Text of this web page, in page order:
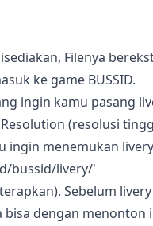
Filenya
ke game BUSSID.
ingin kamu pasang
(resolusi
ingin menemukan
bussid/livery/'
Sebelum
dengan menonton